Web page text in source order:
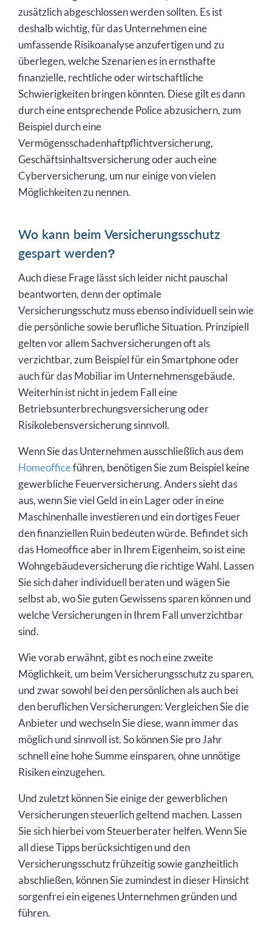
zusätzlich abgeschlossen werden sollten. Es ist
deshalb wichtig, für das Unternehmen eine
umfassende Risikoanalyse anzufertigen und zu
überlegen, welche Szenarien es in ernsthafte
finanzielle, rechtliche oder wirtschaftliche
Schwierigkeiten bringen könnten. Diese gilt es dann
durch eine entsprechende Police abzusichern, zum
Beispiel durch eine
Vermögensschadenhaftpflichtversicherung,
Geschäftsinhaltsversicherung oder auch eine
Cyberversicherung, um nur einige von vielen
Möglichkeiten zu nennen.
Wo kann beim Versicherungsschutz
gespart werden?
Auch diese Frage lässt sich leider nicht pauschal
beantworten, denn der optimale
Versicherungsschutz muss ebenso individuell sein wie
die persönliche sowie berufliche Situation. Prinzipiell
gelten vor allem Sachversicherungen oft als
verzichtbar, zum Beispiel für ein Smartphone oder
auch für das Mobiliar im Unternehmensgebäude.
Weiterhin ist nicht in jedem Fall eine
Betriebsunterbrechungsversicherung oder
Risikolebensversicherung sinnvoll.
Wenn Sie das Unternehmen ausschließlich aus dem
Homeofficeführen, benötigen Sie zum Beispiel keine
gewerbliche Feuerversicherung. Anders sieht das
aus, wenn Sie viel Geld in ein Lager oder in eine
Maschinenhalle investieren und ein dortiges Feuer
den finanziellen Ruin bedeuten würde. Befindet sich
das Homeoffice aber in Ihrem Eigenheim, so ist eine
Wohngebäudeversicherung die richtige Wahl. Lassen
Sie sich daher individuell beraten und wägen Sie
selbst ab, wo Sie guten Gewissens sparen können und
welche Versicherungen in Ihrem Fall unverzichtbar
sind.
Wie vorab erwähnt, gibt es noch eine zweite
Möglichkeit, um beim Versicherungsschutz zu sparen,
und zwar sowohl bei den persönlichen als auch bei
den beruflichen Versicherungen: Vergleichen Sie die
Anbieter und wechseln Sie diese, wann immer das
möglich und sinnvoll ist. So können Sie pro Jahr
schnell eine hohe Summe einsparen, ohne unnötige
Risiken einzugehen.
Und zuletzt können Sie einige der gewerblichen
Versicherungen steuerlich geltend machen. Lassen
Sie sich hierbei vom Steuerberater helfen. Wenn Sie
all diese Tipps berücksichtigen und den
Versicherungsschutz frühzeitig sowie ganzheitlich
abschließen, können Sie zumindest in dieser Hinsicht
sorgenfrei ein eigenes Unternehmen gründen und
führen.